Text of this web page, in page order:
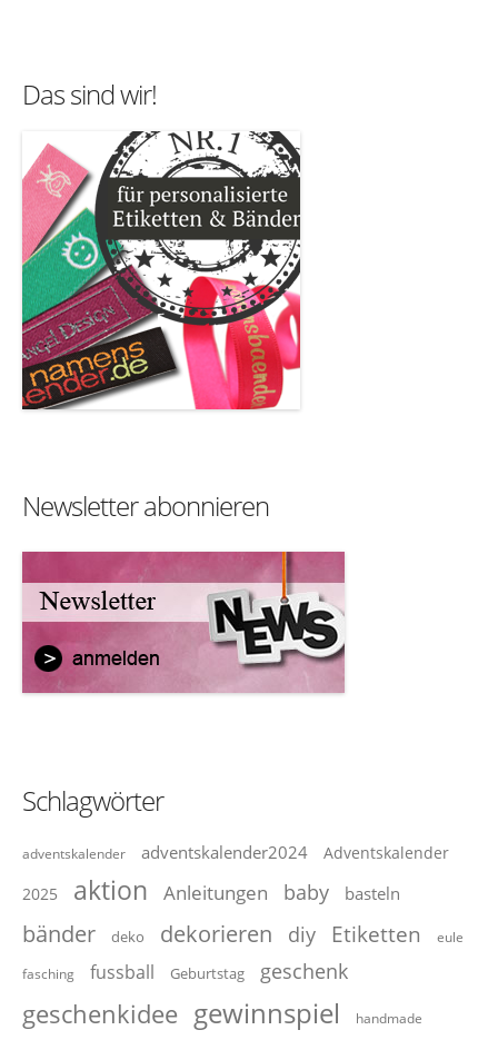
Das sind wir!
Newsletter abonnieren
Schlagwörter
adventskalender adventskalender2024
Adventskalender
2025
aktion Anleitungen baby basteln
bänder deko dekorieren diy Etiketten eule
fasching fussball Geburtstag geschenk
geschenkidee gewinnspiel handmade